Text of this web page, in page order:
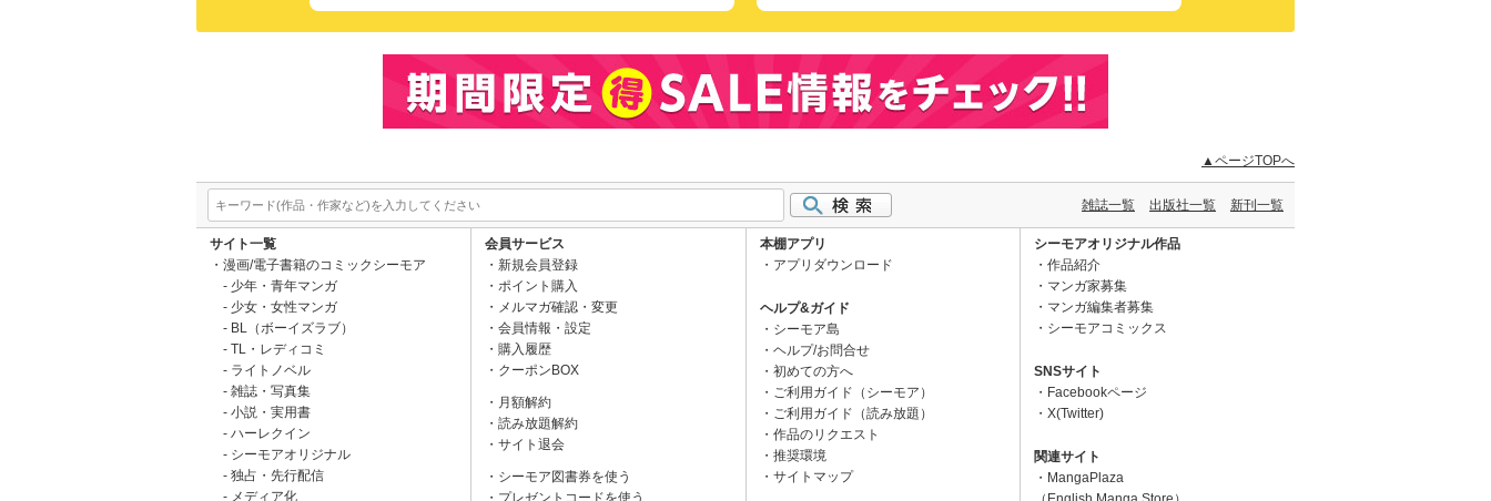
▲ページTOPへ
雑誌一覧 出版社一覧 新刊一覧
サイト一覧
漫画/電子書籍のコミックシーモア
少年・青年マンガ
少女・女性マンガ
BL（ボーイズラブ）
TL・レディコミ
ライトノベル
雑誌・写真集
小説・実用書
ハーレクイン
シーモアオリジナル
独占・先行配信
メディア化
会員サービス
新規会員登録
ポイント購入
メルマガ確認・変更
会員情報・設定
購入履歴
クーポンBOX
月額解約
読み放題解約
サイト退会
シーモア図書券を使う
プレゼントコードを使う
本棚アプリ
アプリダウンロード
ヘルプ&ガイド
シーモア島
ヘルプ/お問合せ
初めての方へ
ご利用ガイド（シーモア）
ご利用ガイド（読み放題）
作品のリクエスト
推奨環境
サイトマップ
シーモアオリジナル作品
作品紹介
マンガ家募集
マンガ編集者募集
シーモアコミックス
SNSサイト
Facebookページ
X(Twitter)
関連サイト
MangaPlaza